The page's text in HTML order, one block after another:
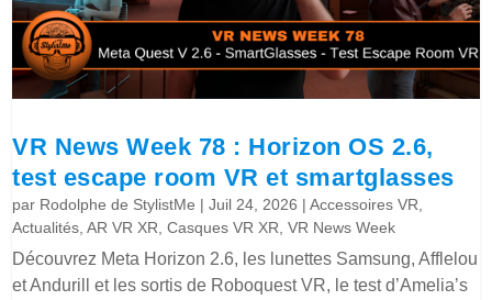
VR News Week 78 : Horizon OS 2.6,
test escape room VR et smartglasses
par Rodolphe de StylistMe |Juil 24, 2026 |Accessoires VR
Actualités ,AR VR XR ,Casques VR XR ,VR News Week
Découvrez Meta Horizon 2.6, les lunettes Samsung, Afflelou
et Andurill et les sortis de Roboquest VR, le test d’Amelia’s